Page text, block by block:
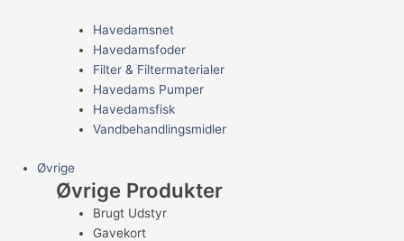
Havedamsnet
Havedamsfoder
Filter & Filtermaterialer
Havedams Pumper
Havedamsfisk
Vandbehandlingsmidler
Øvrige
Øvrige Produkter
Brugt Udstyr
Gavekort